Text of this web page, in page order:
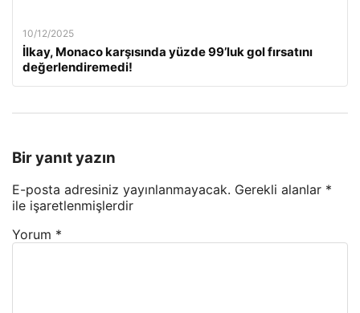
10/12/2025
İlkay, Monaco karşısında yüzde 99’luk gol fırsatını
değerlendiremedi!
Bir yanıt yazın
E-posta adresiniz yayınlanmayacak. Gerekli alanlar *
ile işaretlenmişlerdir
Yorum *